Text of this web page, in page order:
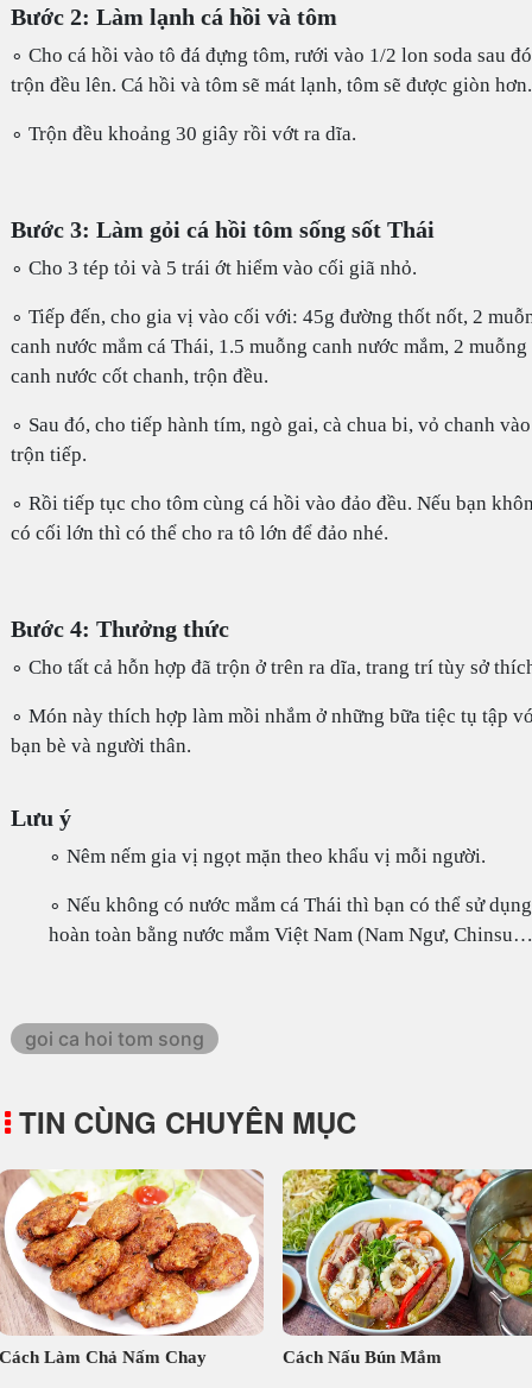
Bước 2: Làm lạnh cá hồi và tôm
∘ Cho cá hồi vào tô đá đựng tôm, rưới vào 1/2 lon soda sau đó
trộn đều lên. Cá hồi và tôm sẽ mát lạnh, tôm sẽ được giòn hơn.
∘ Trộn đều khoảng 30 giây rồi vớt ra dĩa.
Bước 3: Làm gỏi cá hồi tôm sống sốt Thái
∘ Cho 3 tép tỏi và 5 trái ớt hiểm vào cối giã nhỏ.
∘ Tiếp đến, cho gia vị vào cối với: 45g đường thốt nốt, 2
canh nước mắm cá Thái, 1.5 muỗng canh nước mắm, 2 muỗng
canh nước cốt chanh, trộn đều.
∘ Sau đó, cho tiếp hành tím, ngò gai, cà chua bi, vỏ chanh vào
trộn tiếp.
∘ Rồi tiếp tục cho tôm cùng cá hồi vào đảo đều. Nếu bạn
có cối lớn thì có thể cho ra tô lớn để đảo nhé.
Bước 4: Thưởng thức
∘ Cho tất cả hỗn hợp đã trộn ở trên ra dĩa, trang trí tùy sở
∘ Món này thích hợp làm mồi nhắm ở những bữa tiệc tụ tập
bạn bè và người thân.
Lưu ý
∘ Nêm nếm gia vị ngọt mặn theo khẩu vị mỗi người.
∘ Nếu không có nước mắm cá Thái thì bạn có thể sử dụng
hoàn toàn bằng nước mắm Việt Nam (Nam Ngư,
goi ca hoi tom song
TIN CÙNG CHUYÊN MỤC
Làm Chả Nấm Chay Cách Nấu Bún Mắm